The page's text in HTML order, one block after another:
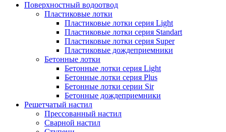
Поверхностный водоотвод
Пластиковые лотки
Пластиковые лотки серия Light
Пластиковые лотки серия Standart
Пластиковые лотки серия Super
Пластиковые дождеприемники
Бетонные лотки
Бетонные лотки серия Light
Бетонные лотки серия Plus
Бетонные лотки серии Sir
Бетонные дождеприемники
Решетчатый настил
Прессованный настил
Сварной настил